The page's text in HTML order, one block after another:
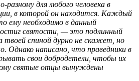
разному для любого человека в
в которой он находится. Каждый
ему необходимо в данный
святости, — это подлинный
твоей спиной дурно не скажет, но
Однако написано, что праведники в
свои добродетели, чтобы их
святые отцы вынуждены